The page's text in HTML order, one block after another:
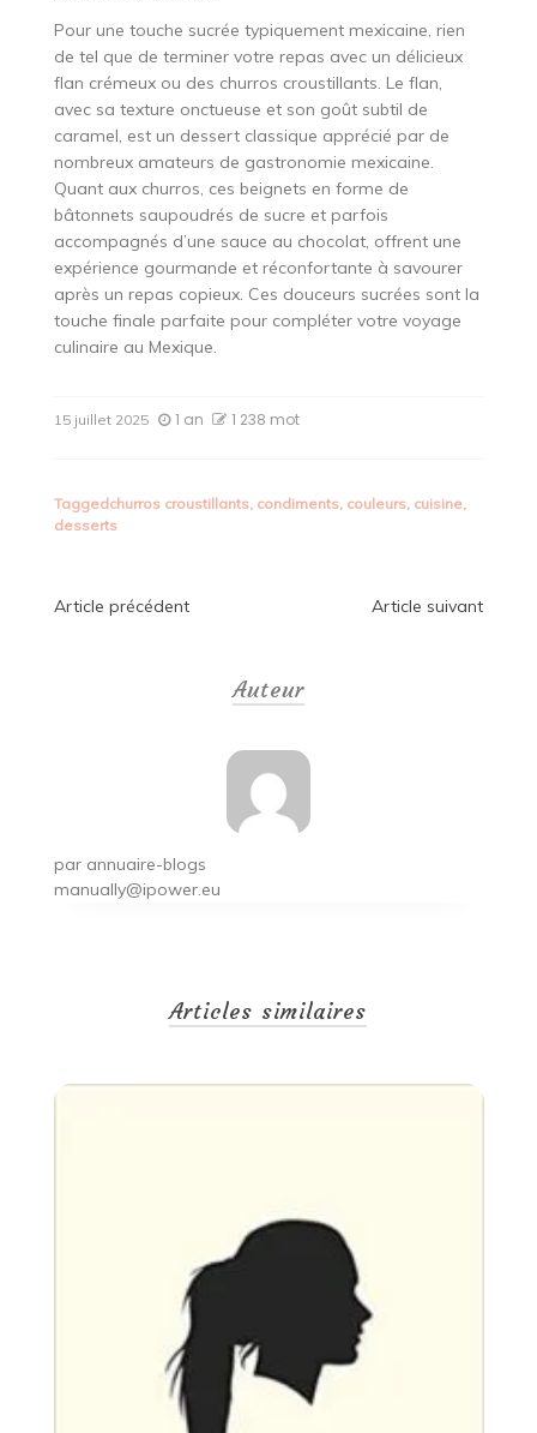
Pour une touche sucrée typiquement mexicaine, rien
de tel que de terminer votre repas avec un délicieux
flan crémeux ou des churros croustillants. Le flan,
avec sa texture onctueuse et son goût subtil de
caramel, est un dessert classique apprécié par de
nombreux amateurs de gastronomie mexicaine.
Quant aux churros, ces beignets en forme de
bâtonnets saupoudrés de sucre et parfois
accompagnés d’une sauce au chocolat, offrent une
expérience gourmande et réconfortante à savourer
après un repas copieux. Ces douceurs sucrées sont la
touche finale parfaite pour compléter votre voyage
culinaire au Mexique.
15 juillet 2025 1 an 1 238 mot
Taggedchurros croustillants, condiments, couleurs, cuisine,
desserts
Navigation
Article précédent Article suivant
Auteur
par annuaire-blogs
manually@ipower.eu
Articles similaires